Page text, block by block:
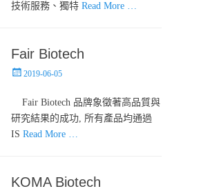
技術服務、獨特Read More …
Fair Biotech
Posted2019-06-05
Fair Biotech 品牌象徵著高品質與
研究結果的成功, 所有產品均通過
ISRead More …
KOMA Biotech